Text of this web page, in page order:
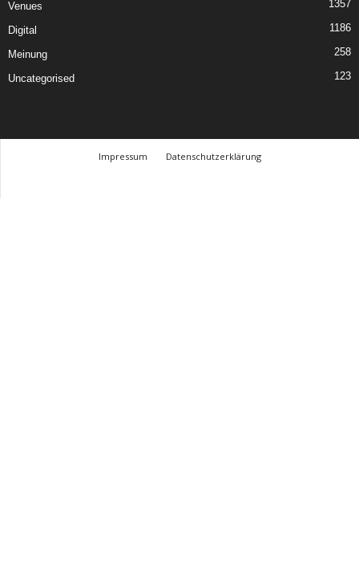
Venues 1357
Digital 1186
Meinung 258
Uncategorised 123
Impressum
Datenschutzerklärung